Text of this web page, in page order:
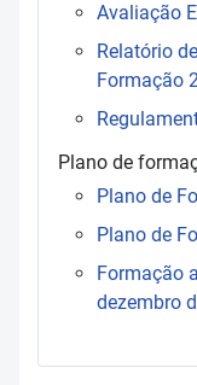
Avaliação
Relatório
Formação
Plano de
Plano de
Plano de
Formação
dezembro